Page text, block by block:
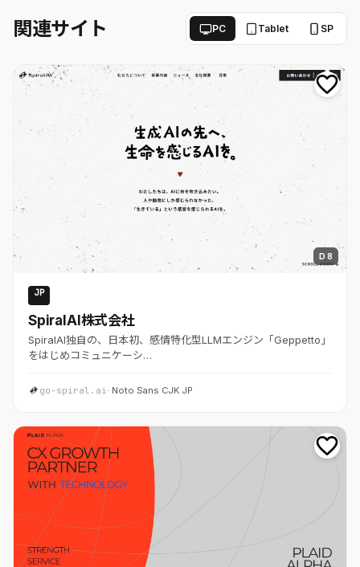
関連サイト PC Tablet SP
D 8
JP
SpiralAI株式会社
SpiralAI独自の、日本初、感情特化型LLMエンジン「Geppetto」
をはじめコミュニケーシ…
go-spiral.ai· Noto Sans CJK JP